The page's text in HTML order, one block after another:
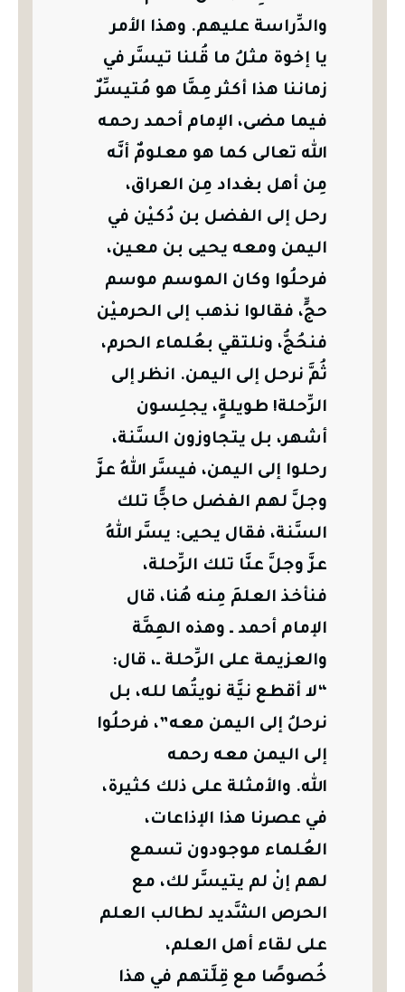
والدِّراسة عليهم. وهذا الأمر
يا إخوة مثلُ ما قُلنا تيسَّر في
زماننا هذا أكثر مِمَّا هو مُتيسِّرٌ
فيما مضى، الإمام أحمد رحمه
الله تعالى كما هو معلومٌ أنَّه
مِن أهل بغداد مِن العراق،
رحل إلى الفضل بن دُكيْن في
اليمن ومعه يحيى بن معين،
فرحلُوا وكان الموسم موسم
حجٍّ، فقالوا نذهب إلى الحرميْن
فنحُجُّ، ونلتقي بعُلماء الحرم،
ثُمَّ نرحل إلى اليمن. انظر إلى
الرِّحلة! طويلةٍ، يجلِسون
أشهر، بل يتجاوزون السَّنة،
رحلوا إلى اليمن، فيسَّر اللهُ عزَّ
وجلَّ لهم الفضل حاجًّا تلك
السَّنة، فقال يحيى: يسَّر اللهُ
عزَّ وجلَّ عنَّا تلك الرِّحلة،
فنأخذ العلمَ مِنه هُنا، قال
الإمام أحمد ـ وهذه الهِمَّة
والعزيمة على الرِّحلة ـ، قال:
“لا أقطع نيَّة نويتُها لله، بل
نرحلُ إلى اليمن معه”، فرحلُوا
إلى اليمن معه رحمه
الله. والأمثلة على ذلك كثيرة،
في عصرنا هذا الإذاعات،
العُلماء موجودون تسمع
لهم إنْ لم يتيسَّر لك، مع
الحرص الشَّديد لطالب العلم
على لقاء أهل العلم،
خُصوصًا مع قِلَّتهم في هذا